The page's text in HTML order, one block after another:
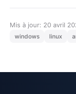
Mis à jour: 20 avril
windows linux